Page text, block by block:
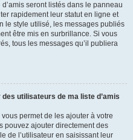
seront listés dans le panneau
rapidement leur statut en ligne et
le style utilisé, les messages publiés
être mis en surbrillance. Si vous
tous les messages qu’il publiera
utilisateurs de ma liste d’amis
permet de les ajouter à votre
pouvez ajouter directement des
de l’utilisateur en saisissant leur